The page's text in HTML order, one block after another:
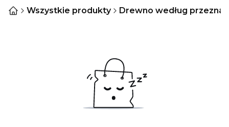
Wszystkie produkty Drewno według